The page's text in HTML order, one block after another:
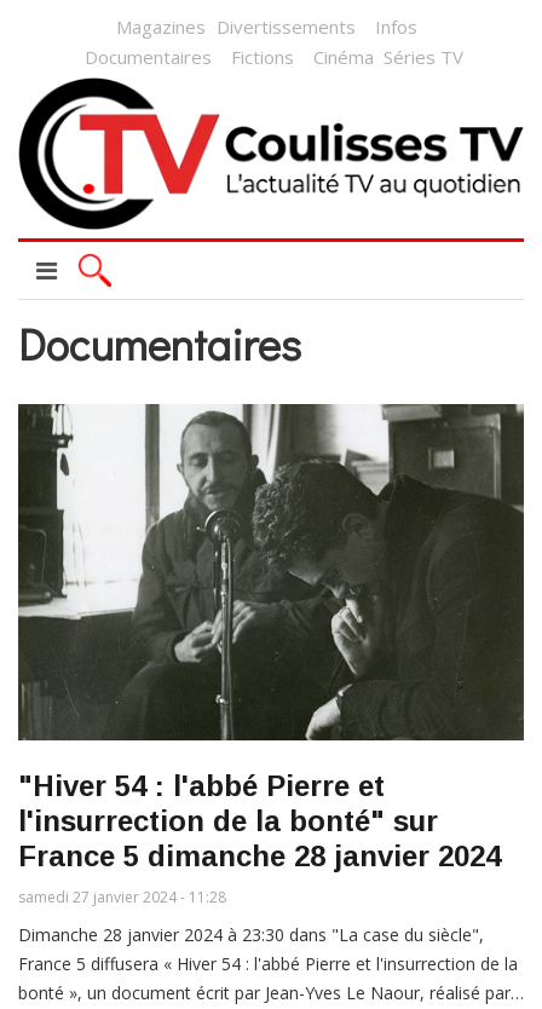
Magazines Divertissements
Infos
Documentaires
Fictions Cinéma Séries TV
Documentaires
"Hiver 54 : l'abbé Pierre et
l'insurrection de la bonté" sur
France 5 dimanche 28 janvier 2024
samedi 27 janvier 2024 - 11:28
Dimanche 28 janvier 2024 à 23:30 dans "La case du siècle",
France 5 diffusera « Hiver 54 : l'abbé Pierre et l'insurrection de la
bonté », un document écrit par Jean-Yves Le Naour, réalisé par…